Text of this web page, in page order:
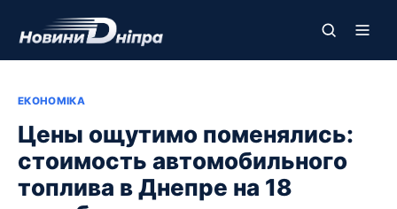
ЕКОНОМІКА
Цены ощутимо поменялись:
стоимость автомобильного
топлива в Днепре на 18